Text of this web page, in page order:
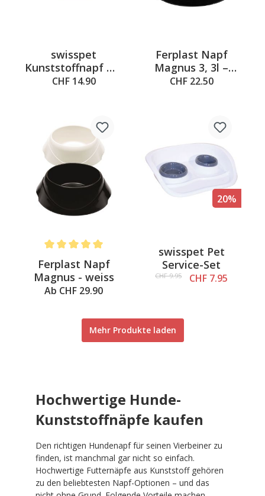
swisspet
Kunststoffnapf MR
WOOD
CHF 14.90
Ferplast Napf
Magnus 3, 3l –
Schwarz
CHF 22.50
Average rating of 5 out of 5 stars
Ferplast Napf
Magnus - weiss
Ab CHF 29.90
20%
swisspet Pet
Service-Set
CHF 9.95 CHF 7.95
Mehr Produkte laden
Hochwertige Hunde-
Kunststoffnäpfe kaufen
Den richtigen Hundenapf für seinen Vierbeiner zu
finden, ist manchmal gar nicht so einfach.
Hochwertige Futternäpfe aus Kunststoff gehören
zu den beliebtesten Napf-Optionen – und das